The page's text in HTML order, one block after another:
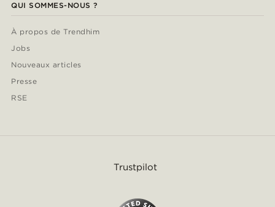
QUI SOMMES-NOUS ?
À propos de Trendhim
Jobs
Nouveaux articles
Presse
RSE
Trustpilot